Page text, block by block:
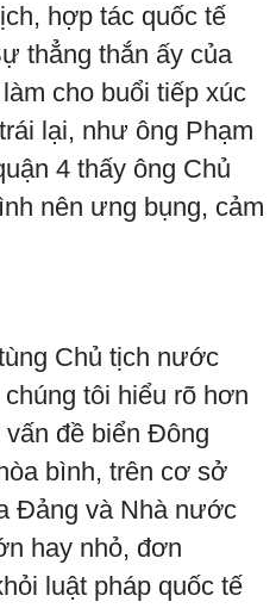
hợp tác quốc tế
thẳng thắn ấy của
cho buổi tiếp xúc
lại, như ông Phạm
4 thấy ông Chủ
nên ưng bụng, cảm
Chủ tịch nước
tôi hiểu rõ hơn
đề biển Đông
bình, trên cơ sở
Đảng và Nhà nước
hay nhỏ, đơn
luật pháp quốc tế